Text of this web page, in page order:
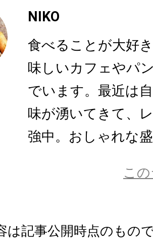
NIKO
食べることが大好
味しいカフェやパ
でいます。最近は
味が湧いてきて、
強中。おしゃれな
こ
は記事公開時点のもの